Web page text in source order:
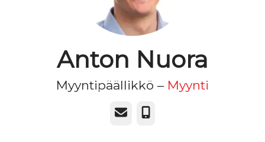
Anton Nuora
Myyntipäällikkö – Myynti
Sähköposti
Puhelin